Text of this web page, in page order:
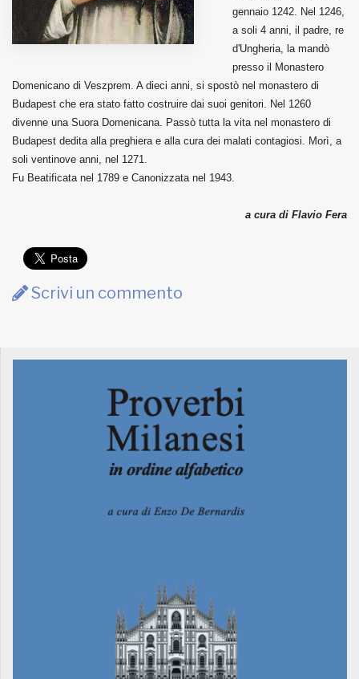
www.viveremilano.info
EDB edizioni - Via Brivio angolo C.
Imbonati, 89 20159 Milano (Italia)
Informativa sulla privacy
gennaio 1242. Nel 1246,
a soli 4 anni, il padre, re
d'Ungheria, la mandò
presso il Monastero
Domenicano di Veszprem. A dieci anni, si spostò nel monastero di
Budapest che era stato fatto costruire dai suoi genitori. Nel 1260
divenne una Suora Domenicana. Passò tutta la vita nel monastero di
Budapest dedita alla preghiera e alla cura dei malati contagiosi. Morì, a
soli ventinove anni, nel 1271.
Fu Beatificata nel 1789 e Canonizzata nel 1943.
a cura di Flavio Fera
Scrivi un commento